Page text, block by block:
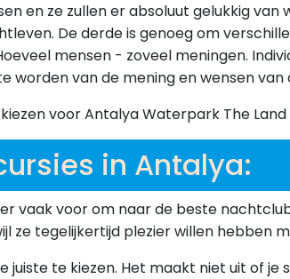
en ze zullen er absoluut gelukkig van
De derde is genoeg om
mensen - zoveel meningen.
worden van de mening en wensen
voor Antalya Waterpark The Land
in Antalya:
vaak voor om naar de beste
ze tegelijkertijd plezier willen hebben
te kiezen. Het maakt niet uit of